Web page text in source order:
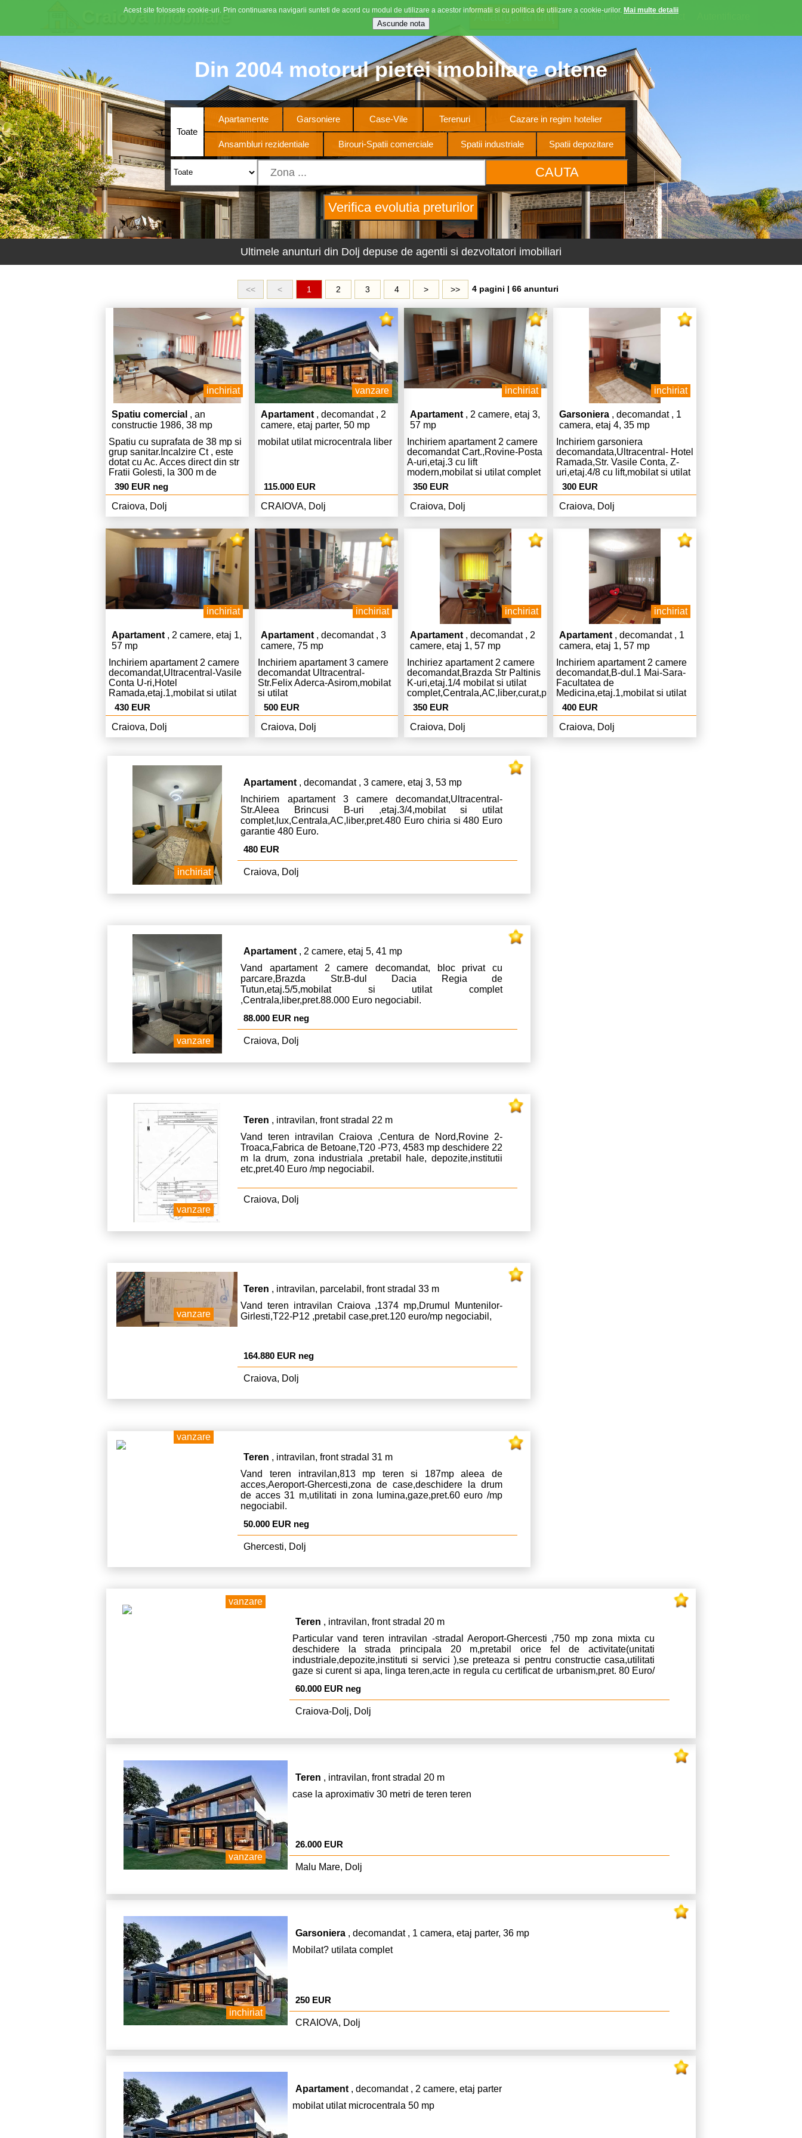
Craiovaimobiliare Contact
Anunturi favorite
Stiri imobiliare
Din 2004 motorul pietei imobiliare oltene
Toate
Apartamente Garsoniere Case-Vile Terenuri Cazare in regim hotelier
Ansambluri rezidentiale Birouri-Spatii comerciale Spatii industriale Spatii depozitare
Ultimele anunturi din Dolj depuse de agentii si dezvoltatori imobiliari
<< < 1 2 3 4 > >> 4 pagini | 66 anunturi
inchiriat
Spatiu comercial , an
constructie 1986, 38 mp
Spatiu cu suprafata de 38 mp si
grup sanitar.Incalzire Ct , este
dotat cu Ac. Acces direct din str
Fratii Golesti, la 300 m de
intrarea in Piata centrala.
Destinatie comercial, birouri,
salon, sala gimnastica, masaj.
390 EUR neg
Craiova, Dolj
vanzare
Apartament , decomandat , 2
camere, etaj parter, 50 mp
mobilat utilat microcentrala liber
115.000 EUR
CRAIOVA, Dolj
inchiriat
Apartament , 2 camere, etaj 3,
57 mp
Inchiriem apartament 2 camere
decomandat Cart.,Rovine-Posta
A-uri,etaj.3 cu lift
modern,mobilat si utilat complet
modern,Centrala,AC,curat,liber,pret.350
Euro chiria si 350 Euro garantie.
350 EUR
Craiova, Dolj
inchiriat
Garsoniera , decomandat , 1
camera, etaj 4, 35 mp
Inchiriem garsoniera
decomandata,Ultracentral- Hotel
Ramada,Str. Vasile Conta, Z-
uri,etaj.4/8 cu lift,mobilat si utilat
complet ,modern,Centrala
AC,curat libera,pret.300 Euro
chiria si 300 Euro
garantie,tel.0733.912771
300 EUR
Craiova, Dolj
inchiriat
Apartament , 2 camere, etaj 1,
57 mp
Inchiriem apartament 2 camere
decomandat,Ultracentral-Vasile
Conta U-ri,Hotel
Ramada,etaj.1,mobilat si utilat
complet,modern,Centrala,AC,liber,curat,pret.430
Euro chiria si 430 Euro garantie.
430 EUR
Craiova, Dolj
inchiriat
Apartament , decomandat , 3
camere, 75 mp
Inchiriem apartament 3 camere
decomandat Ultracentral-
Str.Felix Aderca-Asirom,mobilat
si utilat
complet,modern,Centrala,AC,curat
,liber,chiria 500 Euro lunar si
500 garantie.
500 EUR
Craiova, Dolj
inchiriat
Apartament , decomandat , 2
camere, etaj 1, 57 mp
Inchiriez apartament 2 camere
decomandat,Brazda Str Paltinis
K-uri,etaj.1/4 mobilat si utilat
complet,Centrala,AC,liber,curat,pret.350
Euro chiria si 350 Euro garantie.
350 EUR
Craiova, Dolj
inchiriat
Apartament , decomandat , 1
camera, etaj 1, 57 mp
Inchiriem apartament 2 camere
decomandat,B-dul.1 Mai-Sara-
Facultatea de
Medicina,etaj.1,mobilat si utilat
complet modern,Centrala
,AC,curat,liber,pret.400 Euro
chiria si 400 Euro garantie.
400 EUR
Craiova, Dolj
inchiriat
Apartament , decomandat , 3 camere, etaj 3, 53 mp
Inchiriem apartament 3 camere decomandat,Ultracentral-
Str.Aleea Brincusi B-uri ,etaj.3/4,mobilat si utilat
complet,lux,Centrala,AC,liber,pret.480 Euro chiria si 480 Euro
garantie 480 Euro.
480 EUR
Craiova, Dolj
vanzare
Apartament , 2 camere, etaj 5, 41 mp
Vand apartament 2 camere decomandat, bloc privat cu
parcare,Brazda Str.B-dul Dacia Regia de
Tutun,etaj.5/5,mobilat si utilat complet
,Centrala,liber,pret.88.000 Euro negociabil.
88.000 EUR neg
Craiova, Dolj
vanzare
Teren , intravilan, front stradal 22 m
Vand teren intravilan Craiova ,Centura de Nord,Rovine 2-
Troaca,Fabrica de Betoane,T20 -P73, 4583 mp deschidere 22
m la drum, zona industriala ,pretabil hale, depozite,institutii
etc,pret.40 Euro /mp negociabil.
Craiova, Dolj
vanzare
Teren , intravilan, parcelabil, front stradal 33 m
Vand teren intravilan Craiova ,1374 mp,Drumul Muntenilor-
Girlesti,T22-P12 ,pretabil case,pret.120 euro/mp negociabil,
164.880 EUR neg
Craiova, Dolj
vanzare
Teren , intravilan, front stradal 31 m
Vand teren intravilan,813 mp teren si 187mp aleea de
acces,Aeroport-Ghercesti,zona de case,deschidere la drum
de acces 31 m,utilitati in zona lumina,gaze,pret.60 euro /mp
negociabil.
50.000 EUR neg
Ghercesti, Dolj
vanzare
Teren , intravilan, front stradal 20 m
Particular vand teren intravilan -stradal Aeroport-Ghercesti ,750 mp zona mixta cu
deschidere la strada principala 20 m,pretabil orice fel de activitate(unitati
industriale,depozite,instituti si servici ),se preteaza si pentru constructie casa,utilitati
gaze si curent si apa, linga teren,acte in regula cu certificat de urbanism,pret. 80 Euro/
60.000 EUR neg
Craiova-Dolj, Dolj
vanzare
Teren , intravilan, front stradal 20 m
case la aproximativ 30 metri de teren teren
26.000 EUR
Malu Mare, Dolj
inchiriat
Garsoniera , decomandat , 1 camera, etaj parter, 36 mp
Mobilat? utilata complet
250 EUR
CRAIOVA, Dolj
Apartament , decomandat , 2 camere, etaj parter
mobilat utilat microcentrala 50 mp
Acest site foloseste cookie-uri. Prin continuarea navigarii sunteti de acord cu modul de utilizare a acestor informatii si cu politica de utilizare a cookie-urilor. Mai multe detalii